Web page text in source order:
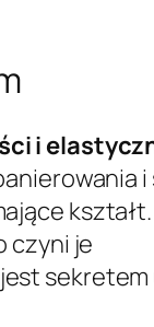
i
i
kształt.
czyni je